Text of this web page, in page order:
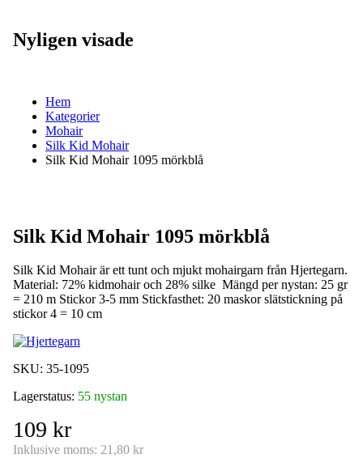
Nyligen visade
Hem
Kategorier
Mohair
Silk Kid Mohair
Silk Kid Mohair 1095 mörkblå
Silk Kid Mohair 1095 mörkblå
Silk Kid Mohair är ett tunt och mjukt mohairgarn från Hjertegarn.
Material: 72% kidmohair och 28% silke Mängd per nystan: 25 gr
= 210 m Stickor 3-5 mm Stickfasthet: 20 maskor slätstickning på
stickor 4 = 10 cm
SKU: 35-1095
Lagerstatus: 55 nystan
109 kr
Inklusive moms: 21,80 kr